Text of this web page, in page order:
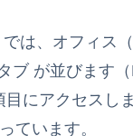
は、オフィス
ブ が並びます
にアクセスし
ています。